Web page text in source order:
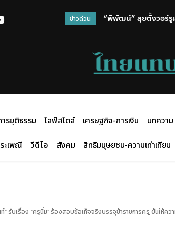
ข่าวด่วน “พิพัฒน์” ลุยตั้งวอร์
รยุติธรรม ไลฟ์สไตล์ เศรษฐกิจ-การเงิน บทความ
ะเพณี วีดีโอ สังคม สิทธิมนุษยชน-ความเท่าเทียม
” รับเรื่อง ”ครูนิ่ม“ ร้องสอบข้อเท็จจริงบรรจุข้าราชการครู ยันให้